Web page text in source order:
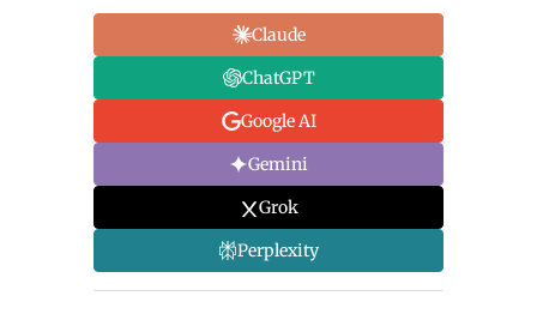
Claude
ChatGPT
Google AI
Gemini
Grok
Perplexity